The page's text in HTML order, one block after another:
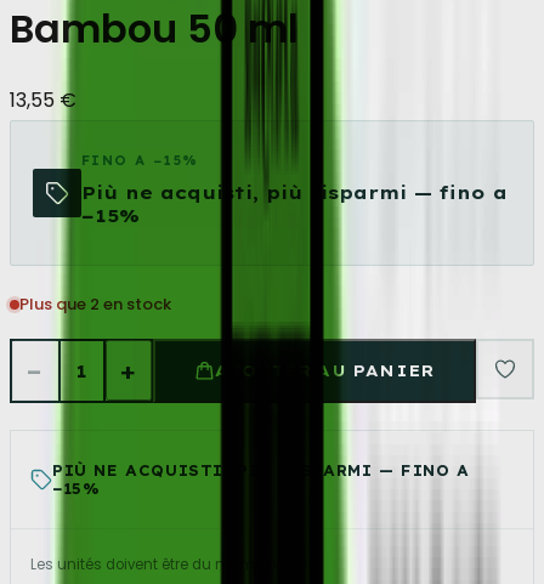
Bambou 50 ml
13,55 €
FINO A −15%
Più ne acquisti, più risparmi — fino a
−15%
Plus que 2 en stock
− 1 + AJOUTER AU PANIER
PIÙ NE ACQUISTI, PIÙ RISPARMI — FINO A
−15%
Les unités doivent être du même produit.